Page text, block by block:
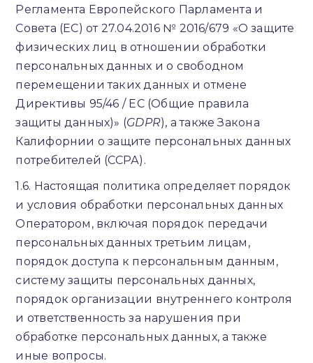
Регламента Европейского Парламента и
Совета (ЕС) от 27.04.2016 № 2016/679 «О защите
физических лиц в отношении обработки
персональных данных и о свободном
перемещении таких данных и отмене
Директивы 95/46 / EC (Общие правила
защиты данных)» (GDPR), а также Закона
Калифорнии о защите персональных данных
потребителей (ССРА).
1.6. Настоящая политика определяет порядок
и условия обработки персональных данных
Оператором, включая порядок передачи
персональных данных третьим лицам,
порядок доступа к персональным данным,
систему защиты персональных данных,
порядок организации внутреннего контроля
и ответственность за нарушения при
обработке персональных данных, а также
иные вопросы.